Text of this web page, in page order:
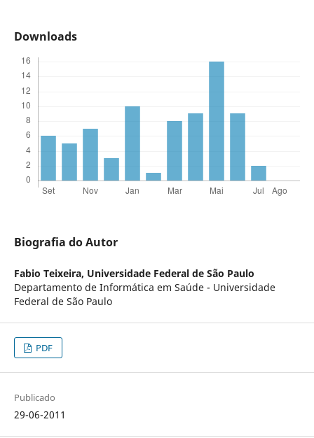
Downloads
Biografia do Autor
Fabio Teixeira, Universidade Federal de São Paulo
Departamento de Informática em Saúde - Universidade
Federal de São Paulo
PDF
Publicado
29-06-2011